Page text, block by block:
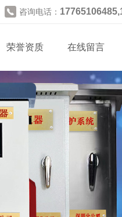
咨询电话：
荣誉资质 在线留言